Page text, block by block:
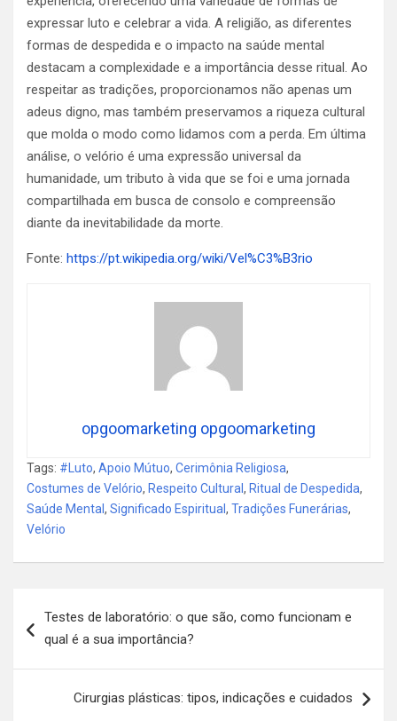
expressar luto e celebrar a vida. A religião, as diferentes
formas de despedida e o impacto na saúde mental
destacam a complexidade e a importância desse ritual. Ao
respeitar as tradições, proporcionamos não apenas um
adeus digno, mas também preservamos a riqueza cultural
que molda o modo como lidamos com a perda. Em última
análise, o velório é uma expressão universal da
humanidade, um tributo à vida que se foi e uma jornada
compartilhada em busca de consolo e compreensão
diante da inevitabilidade da morte.
Fonte: https://pt.wikipedia.org/wiki/Vel%C3%B3rio
opgoomarketing opgoomarketing
Tags: #Luto, Apoio Mútuo, Cerimônia Religiosa,
Costumes de Velório, Respeito Cultural , Ritual de Despedida,
Saúde Mental , Significado Espiritual , Tradições Funerárias,
Velório
de
Testes de laboratório: o que são, como funcionam e
qual é a sua importância?
Cirurgias plásticas: tipos, indicações e cuidados